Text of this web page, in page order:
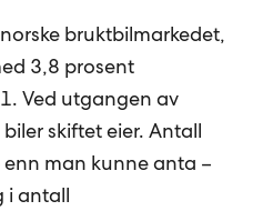
bruktbilmarkedet,
3,8 prosent
Ved utgangen av
skiftet eier. Antall
man kunne anta –
i antall